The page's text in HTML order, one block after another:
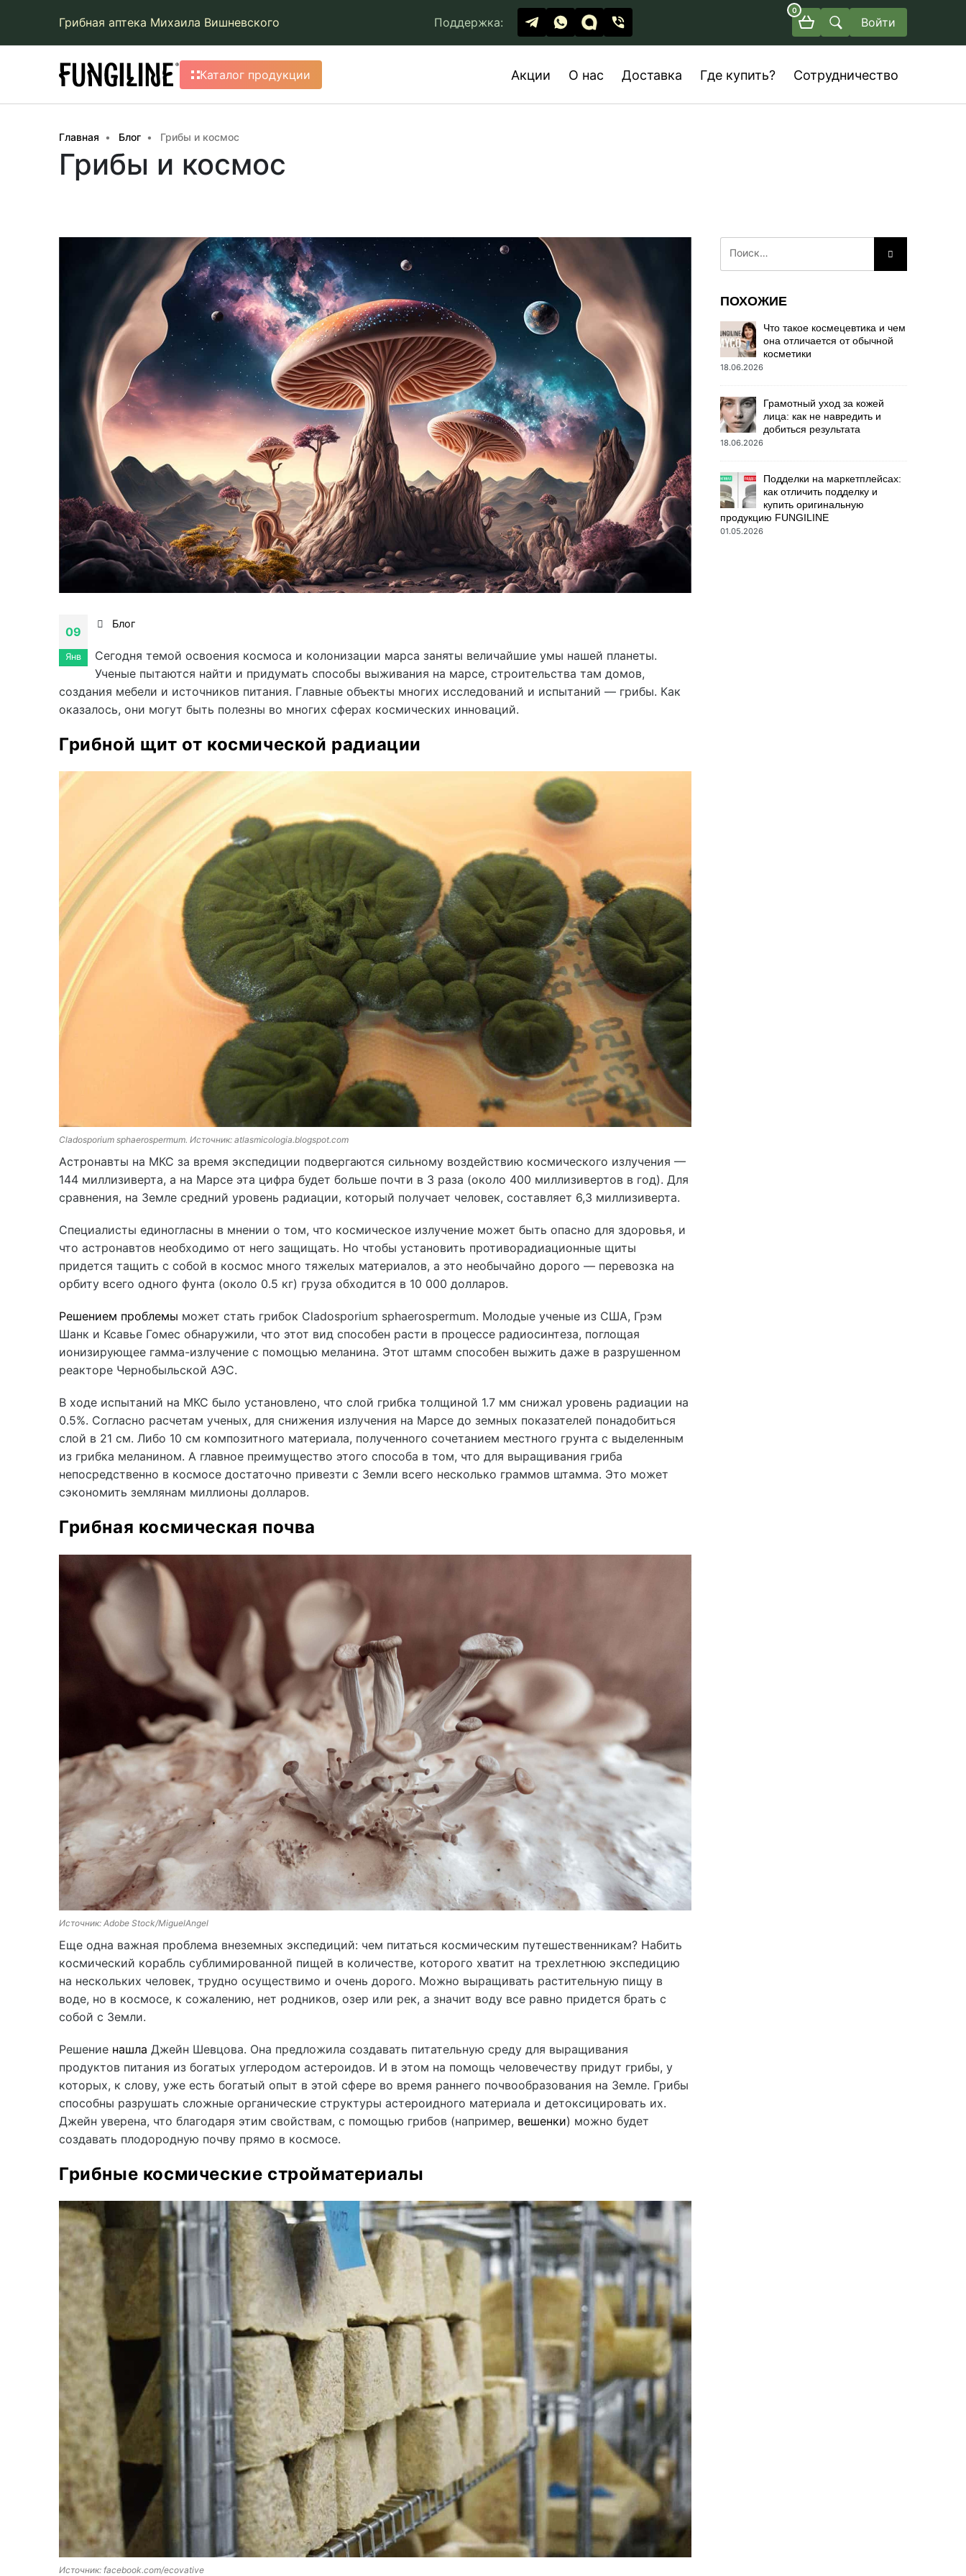
Грибная аптека Михаила Вишневского Поддержка:
0
Войти
Каталог продукции Акции О нас Доставка Где купить? Сотрудничество
Главная Блог Грибы и космос
Грибы и космос
09
Янв
Блог
Сегодня темой освоения космоса и колонизации марса заняты величайшие умы нашей планеты.
Ученые пытаются найти и придумать способы выживания на марсе, строительства там домов,
создания мебели и источников питания. Главные объекты многих исследований и испытаний — грибы. Как
оказалось, они могут быть полезны во многих сферах космических инноваций.
Грибной щит от космической радиации
Cladosporium sphaerospermum. Источник: atlasmicologia.blogspot.com
Астронавты на МКС за время экспедиции подвергаются сильному воздействию космического излучения —
144 миллизиверта, а на Марсе эта цифра будет больше почти в 3 раза (около 400 миллизивертов в год). Для
сравнения, на Земле средний уровень радиации, который получает человек, составляет 6,3 миллизиверта.
Специалисты единогласны в мнении о том, что космическое излучение может быть опасно для здоровья, и
что астронавтов необходимо от него защищать. Но чтобы установить противорадиационные щиты
придется тащить с собой в космос много тяжелых материалов, а это необычайно дорого — перевозка на
орбиту всего одного фунта (около 0.5 кг) груза обходится в 10 000 долларов.
Решением проблемы может стать грибок Cladosporium sphaerospermum. Молодые ученые из США, Грэм
Шанк и Ксавье Гомес обнаружили, что этот вид способен расти в процессе радиосинтеза, поглощая
ионизирующее гамма-излучение с помощью меланина. Этот штамм способен выжить даже в разрушенном
реакторе Чернобыльской АЭС.
В ходе испытаний на МКС было установлено, что слой грибка толщиной 1.7 мм снижал уровень радиации на
0.5%. Согласно расчетам ученых, для снижения излучения на Марсе до земных показателей понадобиться
слой в 21 см. Либо 10 см композитного материала, полученного сочетанием местного грунта с выделенным
из грибка меланином. А главное преимущество этого способа в том, что для выращивания гриба
непосредственно в космосе достаточно привезти с Земли всего несколько граммов штамма. Это может
сэкономить землянам миллионы долларов.
Грибная космическая почва
Источник: Adobe Stock/MiguelAngel
Еще одна важная проблема внеземных экспедиций: чем питаться космическим путешественникам? Набить
космический корабль сублимированной пищей в количестве, которого хватит на трехлетнюю экспедицию
на нескольких человек, трудно осуществимо и очень дорого. Можно выращивать растительную пищу в
воде, но в космосе, к сожалению, нет родников, озер или рек, а значит воду все равно придется брать с
собой с Земли.
Решение нашла Джейн Шевцова. Она предложила создавать питательную среду для выращивания
продуктов питания из богатых углеродом астероидов. И в этом на помощь человечеству придут грибы, у
которых, к слову, уже есть богатый опыт в этой сфере во время раннего почвообразования на Земле. Грибы
способны разрушать сложные органические структуры астероидного материала и детоксицировать их.
Джейн уверена, что благодаря этим свойствам, с помощью грибов (например, вешенки) можно будет
создавать плодородную почву прямо в космосе.
Грибные космические стройматериалы
Источник: facebook.com/ecovative
ПОХОЖИЕ
Что такое космецевтика и чем
она отличается от обычной
косметики
18.06.2026
Грамотный уход за кожей
лица: как не навредить и
добиться результата
18.06.2026
Подделки на маркетплейсах:
как отличить подделку и
купить оригинальную
продукцию FUNGILINE
01.05.2026